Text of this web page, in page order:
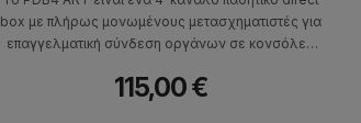
box με πλήρως μονωμένους μετασχηματιστές για
επαγγελματική σύνδεση οργάνων σε κονσόλες
115,00 €